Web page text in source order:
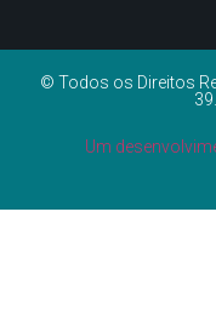
© Todos os Direitos
Um